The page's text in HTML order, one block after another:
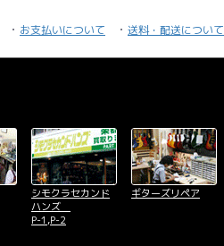
お支払いについて 送料・配送について
シモクラセカンド
ハンズ
P-1,P-2
ギターズリペア